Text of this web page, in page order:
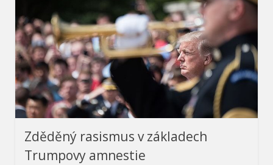
Zděděný rasismus v základech
Trumpovy amnestie